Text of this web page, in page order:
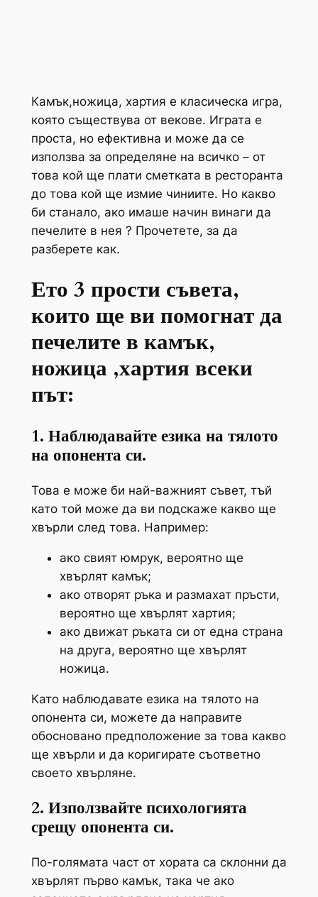
Камък,ножица, хартия е класическа игра,
която съществува от векове. Играта е
проста, но ефективна и може да се
използва за определяне на всичко – от
това кой ще плати сметката в ресторанта
до това кой ще измие чиниите. Но какво
би станало, ако имаше начин винаги да
печелите в нея ? Прочетете, за да
разберете как.
Ето 3 прости съвета,
които ще ви помогнат да
печелите в камък,
ножица ,хартия всеки
път:
1. Наблюдавайте езика на тялото
на опонента си.
Това е може би най-важният съвет, тъй
като той може да ви подскаже какво ще
хвърли след това. Например:
ако свият юмрук, вероятно ще
хвърлят камък;
ако отворят ръка и размахат пръсти,
вероятно ще хвърлят хартия;
ако движат ръката си от една страна
на друга, вероятно ще хвърлят
ножица.
Като наблюдавате езика на тялото на
опонента си, можете да направите
обосновано предположение за това какво
ще хвърли и да коригирате съответно
своето хвърляне.
2. Използвайте психологията
срещу опонента си.
По-голямата част от хората са склонни да
хвърлят първо камък, така че ако